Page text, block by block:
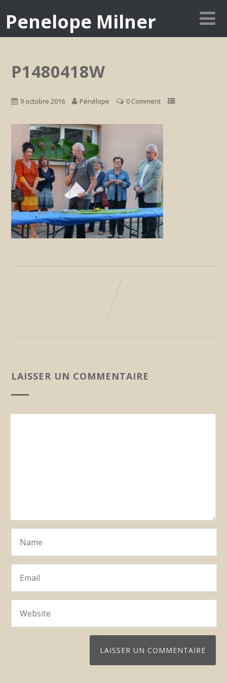
Penelope Milner
P1480418W
9 octobre 2016 Pénélope 0 Comment
LAISSER UN COMMENTAIRE